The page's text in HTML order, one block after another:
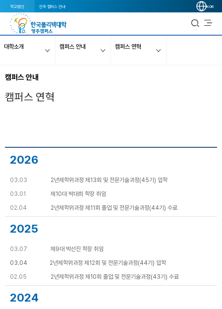
학교법인 전국 캠퍼스 안내 KOR
대학소개 캠퍼스 안내 캠퍼스 연혁
캠퍼스 안내
캠퍼스 연혁
2026
03.03
03.01
02.04
2년제학위과정 제13회 및 전문기술과정(45기) 입학
제10대 박대희 학장 취임
2년제학위과정 제11회 졸업 및 전문기술과정(44기) 수료
2025
03.07
제9대 박선진 학장 취임
03.04 2년제학위과정 제12회 및 전문기술과정(44기) 입학
2년제학위과정 제10회 졸업 및 전문기술과정(43기) 수료
02.05
2024